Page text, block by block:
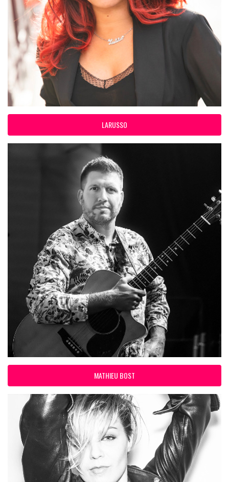
LARUSSO
MATHIEU BOST